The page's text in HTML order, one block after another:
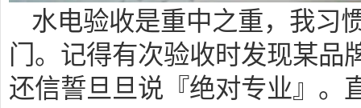
水电验收是重中之重，我习
门。记得有次验收时发现某品
还信誓旦旦说『绝对专业』。